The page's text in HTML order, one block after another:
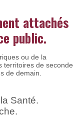
attachés
public.
ou de la
territoires de seconde
de demain.
Santé.